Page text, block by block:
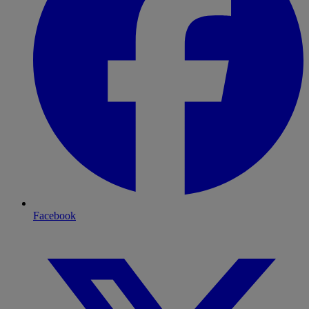
Facebook